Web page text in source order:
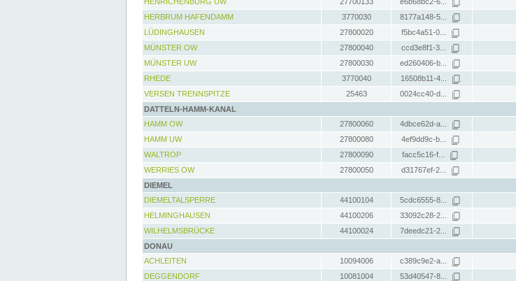
HERBRUM HAFENDAMM
3770030 8177a148-5...
LÜDINGHAUSEN
27800020 f5bc4a51-0...
MÜNSTER OW
27800040 ccd3e8f1-3...
MÜNSTER UW
27800030 ed260406-b...
RHEDE
3770040 16508b11-4...
VERSEN TRENNSPITZE
25463 0024cc40-d...
DATTELN-HAMM-KANAL
HAMM OW
27800060 4dbce62d-a...
HAMM UW
27800080 4ef9dd9c-b...
WALTROP
27800090 facc5c16-f...
WERRIES OW
27800050 d31767ef-2...
DIEMEL
DIEMELTALSPERRE
44100104 5cdc6555-8...
HELMINGHAUSEN
44100206 33092c28-2...
WILHELMSBRÜCKE
44100024 7deedc21-2...
DONAU
ACHLEITEN
10094006 c389c9e2-a...
DEGGENDORF
10081004 53d40547-8...